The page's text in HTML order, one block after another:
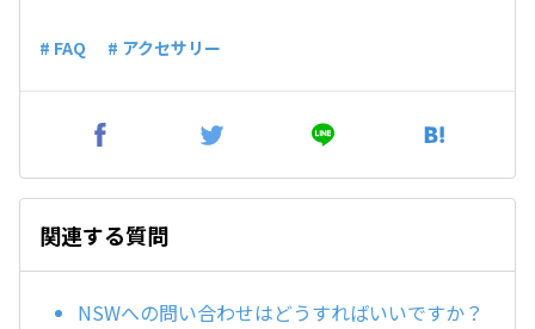
# FAQ # アクセサリー
関連する質問
NSWへの問い合わせはどうすればいいですか？